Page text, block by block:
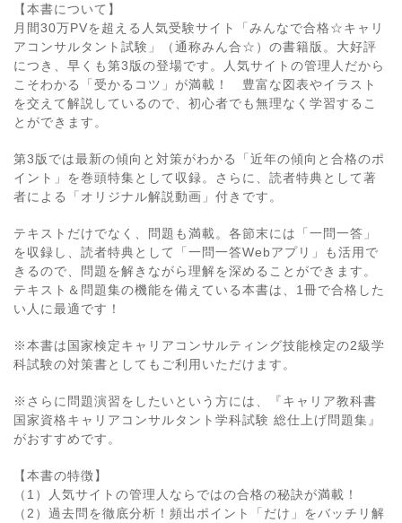
【本書について】
月間30万PVを超える人気受験サイト「みんなで合格☆キャリ
アコンサルタント試験」（通称みん合☆）の書籍版。大好評
につき、早くも第3版の登場です。人気サイトの管理人だから
こそわかる「受かるコツ」が満載！ 豊富な図表やイラスト
を交えて解説しているので、初心者でも無理なく学習するこ
とができます。
第3版では最新の傾向と対策がわかる「近年の傾向と合格のポ
イント」を巻頭特集として収録。さらに、読者特典として著
者による「オリジナル解説動画」付きです。
テキストだけでなく、問題も満載。各節末には「一問一答」
を収録し、読者特典として「一問一答Webアプリ」も活用で
きるので、問題を解きながら理解を深めることができます。
テキスト＆問題集の機能を備えている本書は、1冊で合格した
い人に最適です！
※本書は国家検定キャリアコンサルティング技能検定の2級学
科試験の対策書としてもご利用いただけます。
※さらに問題演習をしたいという方には、『キャリア教科書
国家資格キャリアコンサルタント学科試験 総仕上げ問題集』
がおすすめです。
【本書の特徴】
（1）人気サイトの管理人ならではの合格の秘訣が満載！
（2）過去問を徹底分析！頻出ポイント「だけ」をバッチリ解